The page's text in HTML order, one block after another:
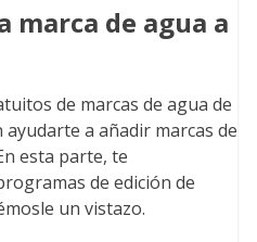
marca de agua a
de marcas de agua de
a añadir marcas de
esta parte, te
de edición de
un vistazo.